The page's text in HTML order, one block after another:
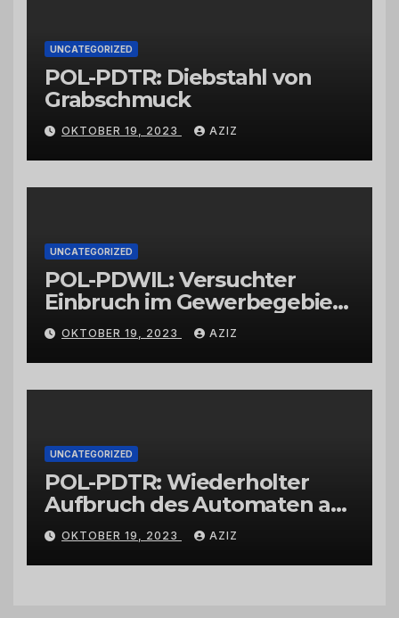
UNCATEGORIZED
POL-PDTR: Diebstahl von
Grabschmuck
OKTOBER 19, 2023 AZIZ
UNCATEGORIZED
POL-PDWIL: Versuchter
Einbruch im Gewerbegebiet
Wittlich
OKTOBER 19, 2023 AZIZ
UNCATEGORIZED
POL-PDTR: Wiederholter
Aufbruch des Automaten am
Wohnmobilstellplatz in
Hermeskeil am Labachweg
OKTOBER 19, 2023 AZIZ